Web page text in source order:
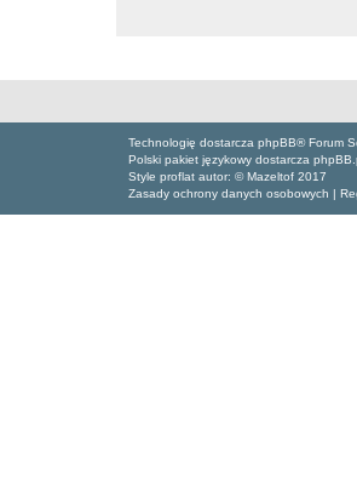
Technologię dostarcza phpBB® Forum
Polski pakiet językowy dostarcza
Style proflat autor: ©Mazeltof 2017
Zasady ochrony danych osobowych |